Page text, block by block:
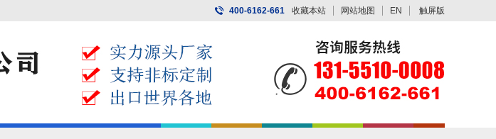
400-6162-661 收藏本站 网站地图 EN 触屏版